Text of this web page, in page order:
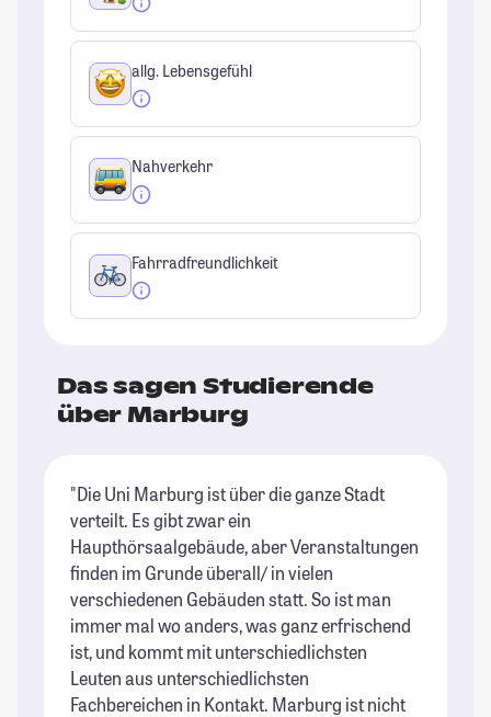
allg. Lebensgefühl
Nahverkehr
Fahrradfreundlichkeit
Das sagen Studierende
über Marburg
"Die Uni Marburg ist über die ganze Stadt
verteilt. Es gibt zwar ein
Haupthörsaalgebäude, aber Veranstaltungen
finden im Grunde überall/ in vielen
verschiedenen Gebäuden statt. So ist man
immer mal wo anders, was ganz erfrischend
ist, und kommt mit unterschiedlichsten
Leuten aus unterschiedlichsten
Fachbereichen in Kontakt. Marburg ist nicht